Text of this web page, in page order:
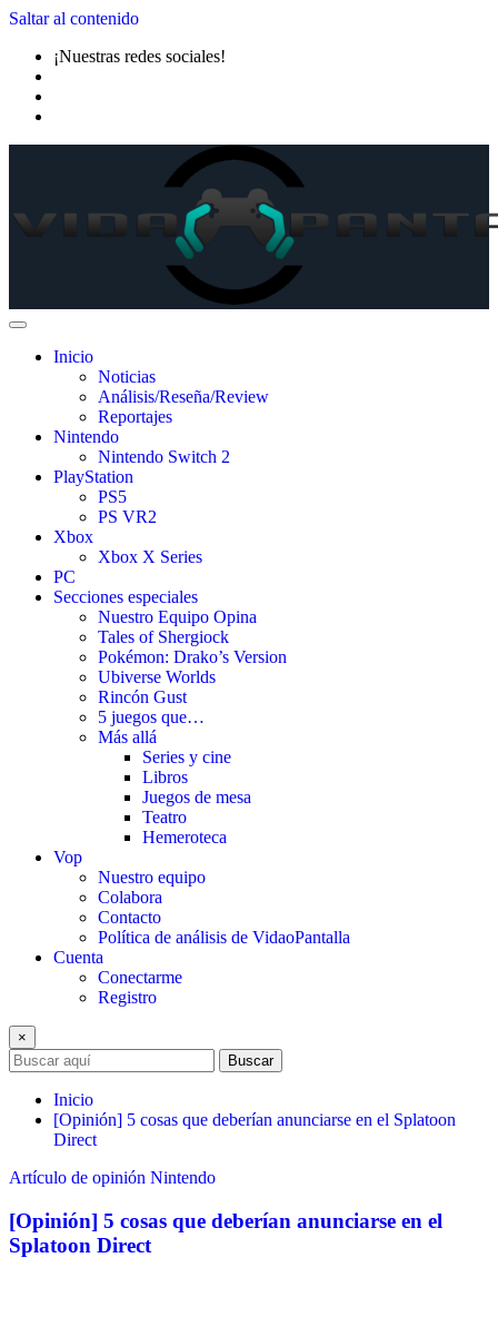
Saltar al contenido
¡Nuestras redes sociales!
Inicio
Noticias
Análisis/Reseña/Review
Reportajes
Nintendo
Nintendo Switch 2
PlayStation
PS5
PS VR2
Xbox
Xbox X Series
PC
Secciones especiales
Nuestro Equipo Opina
Tales of Shergiock
Pokémon: Drako’s Version
Ubiverse Worlds
Rincón Gust
5 juegos que…
Más allá
Series y cine
Libros
Juegos de mesa
Teatro
Hemeroteca
Vop
Nuestro equipo
Colabora
Contacto
Política de análisis de VidaoPantalla
Cuenta
Conectarme
Registro
×
Buscar
Inicio
[Opinión] 5 cosas que deberían anunciarse en el Splatoon
Direct
Artículo de opinión Nintendo
[Opinión] 5 cosas que deberían anunciarse en el
Splatoon Direct